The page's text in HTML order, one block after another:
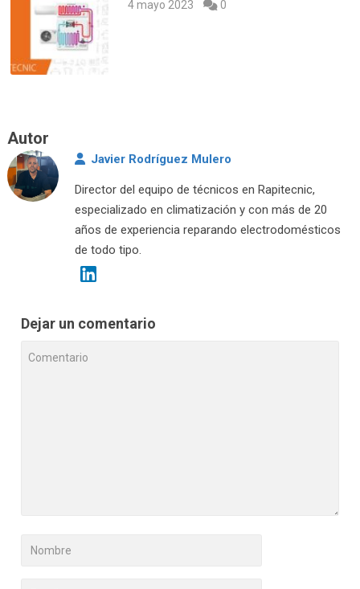
4 mayo 2023 0
Autor
Javier Rodríguez Mulero
Director del equipo de técnicos en Rapitecnic,
especializado en climatización y con más de 20
años de experiencia reparando electrodomésticos
de todo tipo.
Dejar un comentario